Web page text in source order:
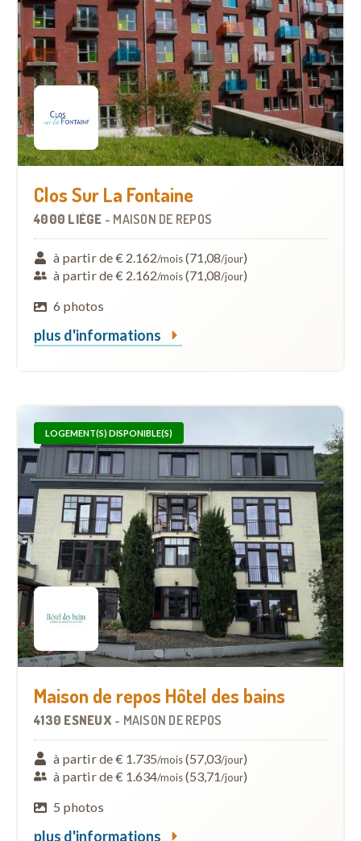
Clos Sur La Fontaine
4000 LIÈGE - MAISON DE REPOS
à partir de € 2.162/mois(71,08/jour)
à partir de € 2.162/mois(71,08/jour)
6 photos
plus d'informations
LOGEMENT(S) DISPONIBLE(S)
Maison de repos Hôtel des bains
4130 ESNEUX - MAISON DE REPOS
à partir de € 1.735/mois(57,03/jour)
à partir de € 1.634/mois(53,71/jour)
5 photos
plus d'informations